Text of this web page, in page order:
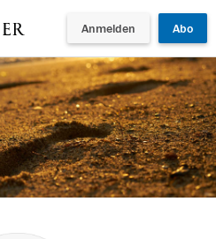
Anmelden Abo